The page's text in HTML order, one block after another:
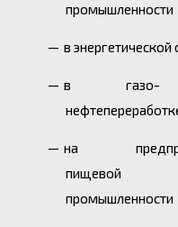
промышленности
в энергетической
в
на
пищевой
промышленности